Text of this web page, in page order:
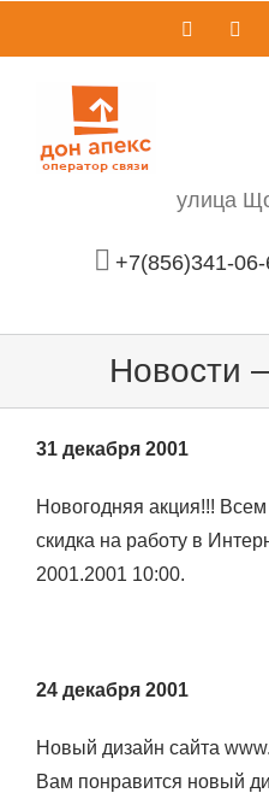
улица
+7(856)341-
Новости
31 декабря 2001
Новогодняя акция!!!
скидка на работу в
2001.2001 10:00.
24 декабря 2001
Новый дизайн сайта
Вам понравится новый